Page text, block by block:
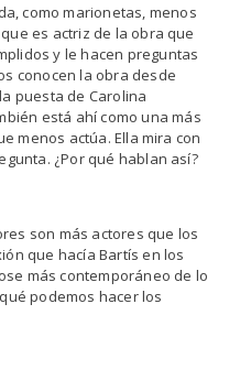
como marionetas, menos
es actriz de la obra que
y le hacen preguntas
conocen la obra desde
puesta de Carolina
está ahí como una más
menos actúa. Ella mira con
¿Por qué hablan así?
son más actores que los
que hacía Bartís en los
más contemporáneo de lo
podemos hacer los